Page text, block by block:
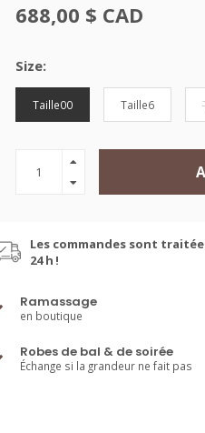
688,00 $ CAD
Size:
Taille00 Taille6
Les commandes sont
24 h !
Ramassage
en boutique
Robes de bal & de soirée
Échange si la grandeur ne fait pas